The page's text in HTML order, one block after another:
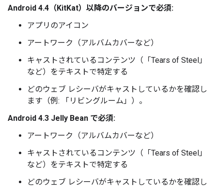
Android 4.4（KitKat）以降のバージョンで必須:
アプリのアイコン
アートワーク（アルバムカバーなど）
キャストされているコンテンツ（「Tears of Steel」
など）をテキストで特定する
どのウェブ レシーバがキャストしているかを確認し
ます（例: 「リビングルーム」）。
Android 4.3 Jelly Bean で必須:
アートワーク（アルバムカバーなど）
キャストされているコンテンツ（「Tears of Steel」
など）をテキストで特定する
どのウェブ レシーバがキャストしているかを確認し